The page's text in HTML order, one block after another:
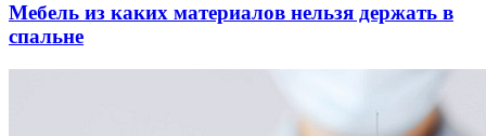
Мебель из каких материалов нельзя держать в
спальне